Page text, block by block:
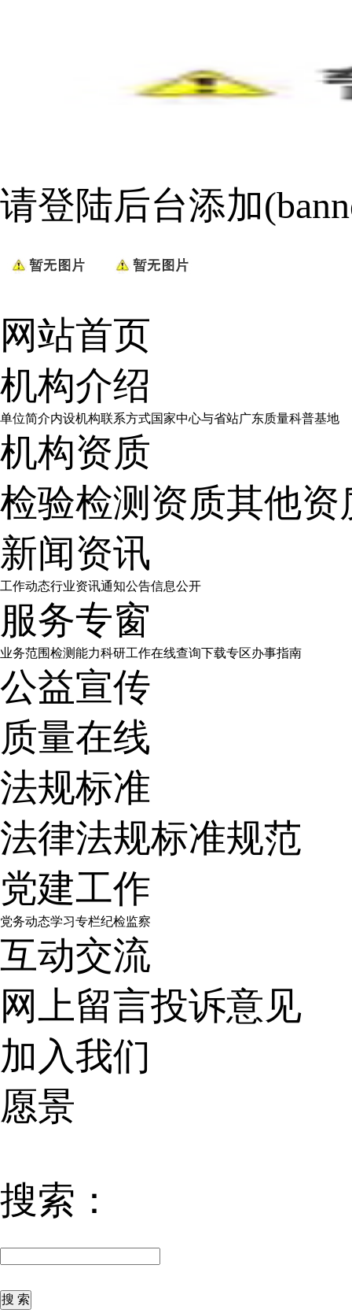
请登陆后台添加
网站首页
机构介绍
单位简介内设机构联系方式国家中心与省站广东质量科普基地
机构资质
检验检测资质其他资
新闻资讯
工作动态行业资讯通知公告信息公开
服务专窗
业务范围检测能力科研工作在线查询下载专区办事指南
公益宣传
质量在线
法规标准
法律法规标准规范
党建工作
党务动态学习专栏纪检监察
互动交流
网上留言投诉意见
加入我们
愿景
搜索：